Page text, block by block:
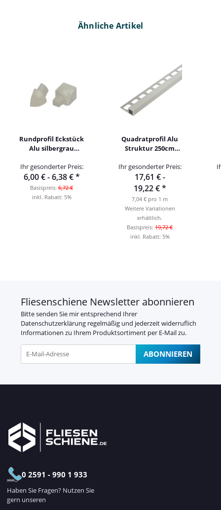
Ähnliche Artikel
Rundprofil Eckstück
Alu silbergrau
Ihr gesonderter Preis:
6,00 € -6,38 €*
Basispreis: 6,72 €
inkl. Rabatt: 5%
Quadratprofil Alu
Struktur 250cm
Ihr gesonderter Preis:
17,61 € -
19,22 €*
7,04 € pro 1 m
Weitere Variationen
erhältlich.
Basispreis: 19,72 €
inkl. Rabatt: 5%
Fliesenschiene Newsletter abonnieren
Bitte senden Sie mir entsprechend Ihrer
Datenschutzerklärung regelmäßig und jederzeit widerruflich
Informationen zu Ihrem Produktsortiment per E-Mail zu.
ABONNIEREN
0 2591 - 990 1 933
Haben Sie Fragen? Nutzen Sie
gern unseren